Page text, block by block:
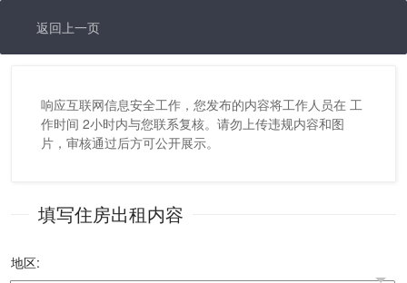
返回上一页
响应互联网信息安全工作，您发布的内容将工作人员在 工
作时间 2小时内与您联系复核。请勿上传违规内容和图
片，审核通过后方可公开展示。
填写住房出租内容
地区: